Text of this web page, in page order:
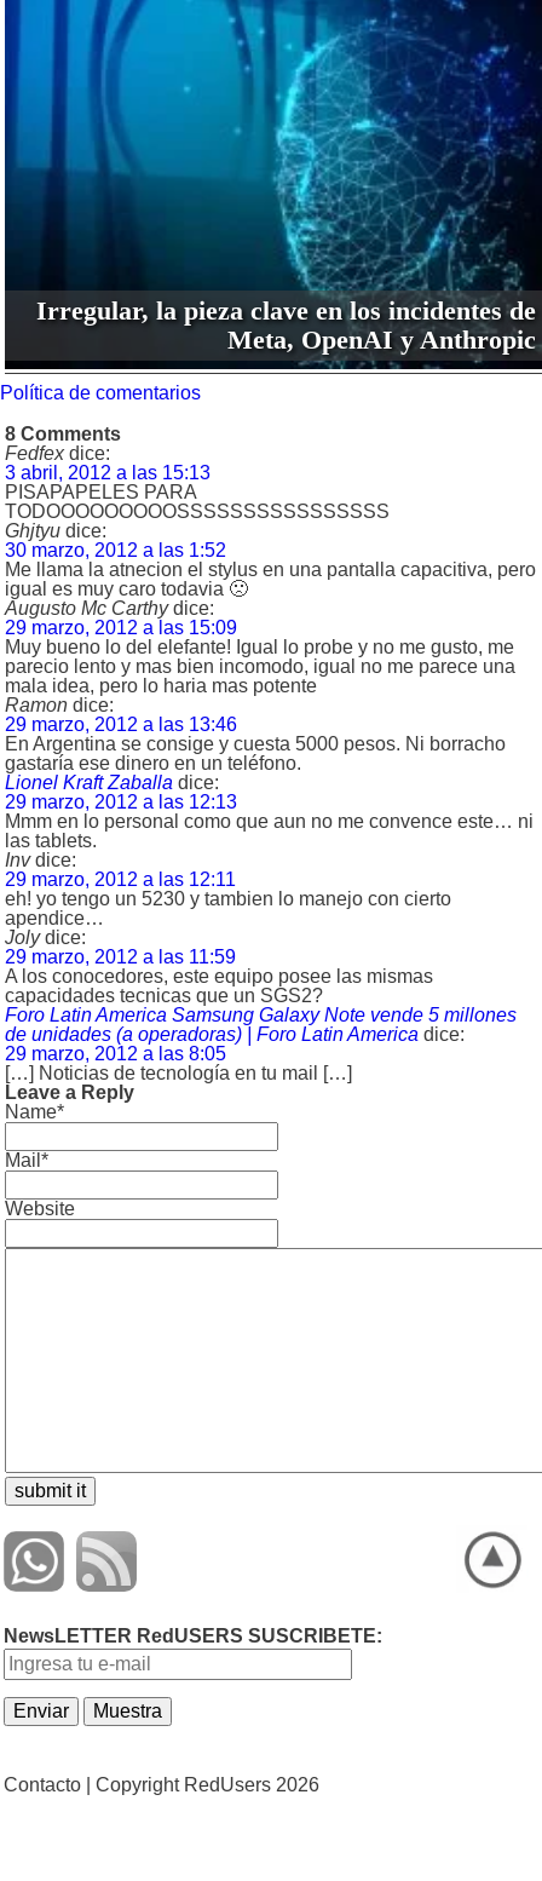
Irregular, la pieza clave en los incidentes de
Meta, OpenAI y Anthropic
Política de comentarios
8 Comments
Fedfex dice:
3 abril, 2012 a las 15:13
PISAPAPELES PARA
TODOOOOOOOOOSSSSSSSSSSSSSSSS
Ghjtyu dice:
30 marzo, 2012 a las 1:52
Me llama la atnecion el stylus en una pantalla capacitiva, pero
igual es muy caro todavia 🙁
Augusto Mc Carthy dice:
29 marzo, 2012 a las 15:09
Muy bueno lo del elefante! Igual lo probe y no me gusto, me
parecio lento y mas bien incomodo, igual no me parece una
mala idea, pero lo haria mas potente
Ramon dice:
29 marzo, 2012 a las 13:46
En Argentina se consige y cuesta 5000 pesos. Ni borracho
gastaría ese dinero en un teléfono.
Lionel Kraft Zaballa dice:
29 marzo, 2012 a las 12:13
Mmm en lo personal como que aun no me convence este… ni
las tablets.
Inv dice:
29 marzo, 2012 a las 12:11
eh! yo tengo un 5230 y tambien lo manejo con cierto
apendice…
Joly dice:
29 marzo, 2012 a las 11:59
A los conocedores, este equipo posee las mismas
capacidades tecnicas que un SGS2?
Foro Latin America Samsung Galaxy Note vende 5 millones
de unidades (a operadoras) | Foro Latin America dice:
29 marzo, 2012 a las 8:05
[…] Noticias de tecnología en tu mail […]
Leave a Reply
Name*
Mail*
Website
NewsLETTER RedUSERS SUSCRIBETE:
Contacto | Copyright RedUsers 2026